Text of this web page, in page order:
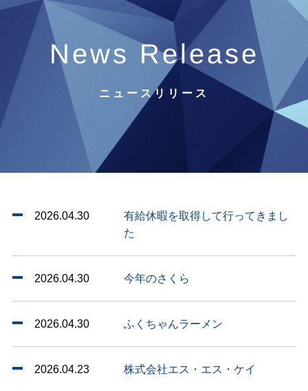
News Release
ニュースリリース
2026.04.30
有給休暇を取得して行ってきまし
た
2026.04.30 今年のさくら
2026.04.30 ふくちゃんラーメン
2026.04.23 株式会社エス・エス・ケイ